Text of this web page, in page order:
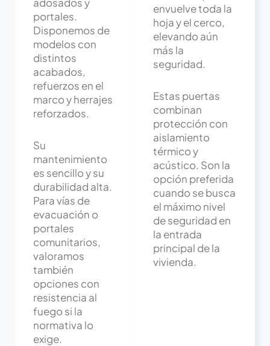
portales.
Disponemos de
modelos con
distintos
acabados,
refuerzos en el
marco y herrajes
reforzados.
Su
mantenimiento
es sencillo y su
durabilidad alta.
Para vías de
evacuación o
portales
comunitarios,
valoramos
también
opciones con
resistencia al
fuego si la
normativa lo
exige.
envuelve toda la
hoja y el cerco,
elevando aún
más la
seguridad.
Estas puertas
combinan
protección con
aislamiento
térmico y
acústico. Son la
opción preferida
cuando se busca
el máximo nivel
de seguridad en
la entrada
principal de la
vivienda.